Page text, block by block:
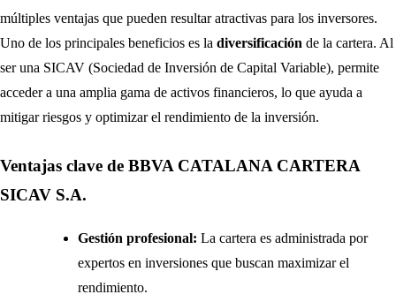
múltiples ventajas que pueden resultar atractivas para los inversores.
Uno de los principales beneficios es la diversificación de la cartera. Al
ser una SICAV (Sociedad de Inversión de Capital Variable), permite
acceder a una amplia gama de activos financieros, lo que ayuda a
mitigar riesgos y optimizar el rendimiento de la inversión.
Ventajas clave de BBVA CATALANA CARTERA
SICAV S.A.
Gestión profesional: La cartera es administrada por
expertos en inversiones que buscan maximizar el
rendimiento.